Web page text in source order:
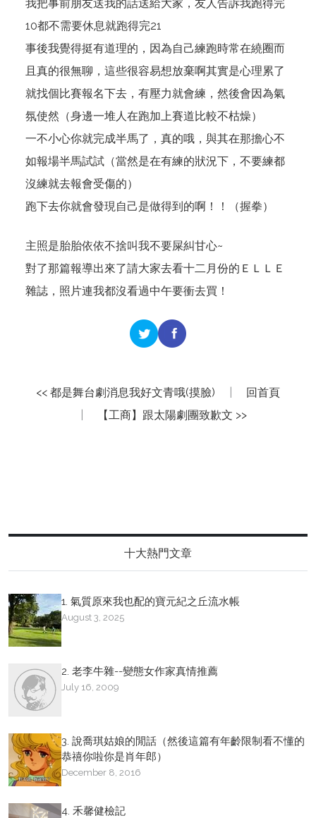
我把事前朋友送我的話送給大家，友人告訴我跑得完
10都不需要休息就跑得完21
事後我覺得挺有道理的，因為自己練跑時常在繞圈而
且真的很無聊，這些很容易想放棄啊其實是心理累了
就找個比賽報名下去，有壓力就會練，然後會因為氣
氛使然（身邊一堆人在跑加上賽道比較不枯燥）
一不小心你就完成半馬了，真的哦，與其在那擔心不
如報場半馬試試（當然是在有練的狀況下，不要練都
沒練就去報會受傷的）
跑下去你就會發現自己是做得到的啊！！（握拳）
主照是胎胎依依不捨叫我不要屎糾甘心~
對了那篇報導出來了請大家去看十二月份的ＥＬＬＥ
雜誌，照片連我都沒看過中午要衝去買！
<< 都是舞台劇消息我好文青哦(摸臉)
回首頁
【工商】跟太陽劇團致歉文 >>
十大熱門文章
1. 氣質原來我也配的寶元紀之丘流水帳
August 3, 2025
2. 老李牛雜--變態女作家真情推薦
July 16, 2009
3. 說喬琪姑娘的閒話（然後這篇有年齡限制看不懂的
恭禧你啦你是肖年郎）
December 8, 2016
4. 禾馨健檢記